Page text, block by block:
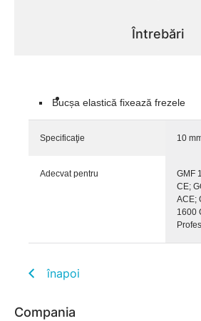
Întrebări
Bucșa elastică fixează frezele
Specificaţie 10
Adecvat pentru
GMF
CE;
ACE;
1600
înapoi
Compania